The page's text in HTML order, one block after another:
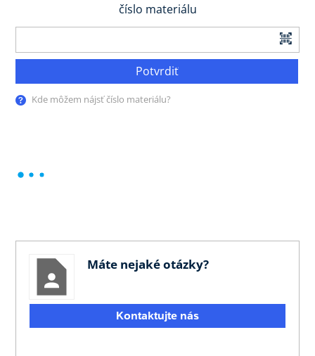
číslo materiálu
Potvrdiť
Kde môžem nájsť číslo materiálu?
Máte nejaké otázky?
Kontaktujte nás